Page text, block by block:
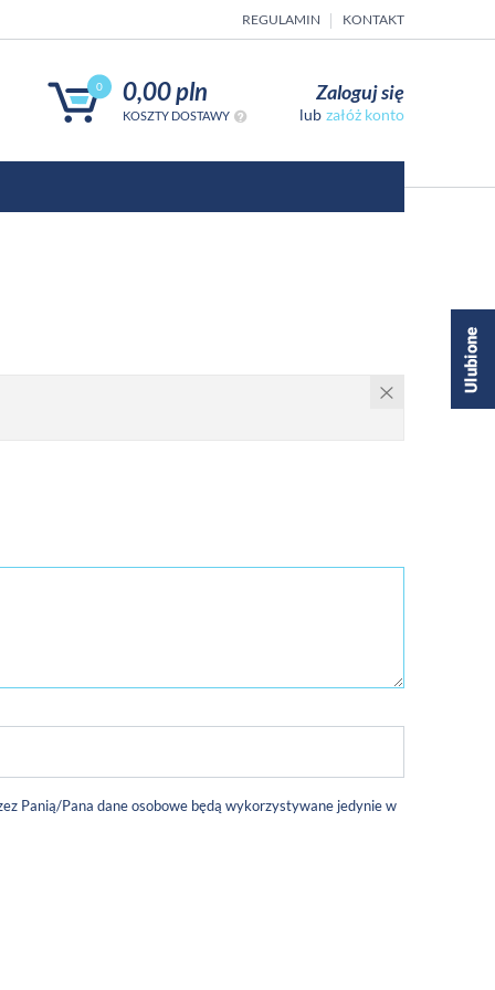
REGULAMIN KONTAKT
0 0,00 pln
KOSZTY DOSTAWY
Zaloguj się
załóż konto
Panią/Pana dane osobowe będą wykorzystywane jedynie w